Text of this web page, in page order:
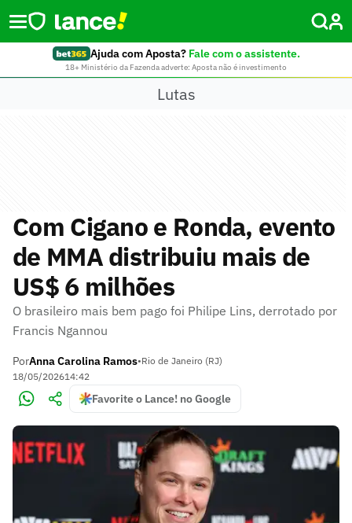
Ajuda com Aposta? Fale com o assistente.
18+ Ministério da Fazenda adverte: Aposta não é investimento
Lutas
Com Cigano e Ronda, evento
de MMA distribuiu mais de
US$ 6 milhões
O brasileiro mais bem pago foi Philipe Lins, derrotado por
Francis Ngannou
PorAnna Carolina Ramos•Rio de Janeiro (RJ)
18/05/202614:42
Favorite o Lance! no Google